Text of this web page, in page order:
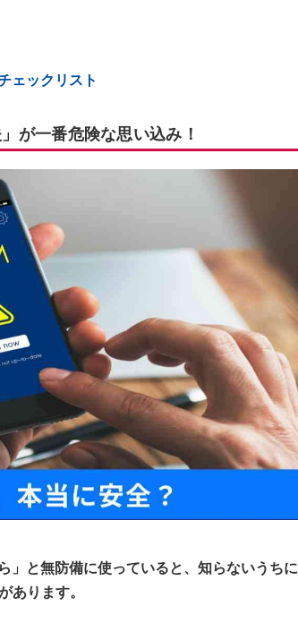
ェックリスト
が一番危険な思い込み！
」と無防備に使っていると、知らないうちに
あります。